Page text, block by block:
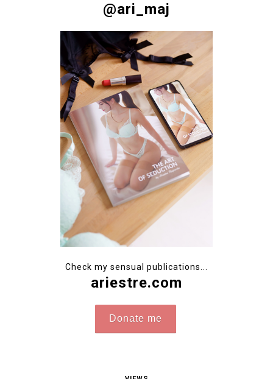
@ari_maj
Check my sensual publications...
ariestre.com
Donate me